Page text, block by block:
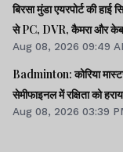
बिरसा मुंडा एयरपोर्ट की हाई
से PC, DVR, कैमरा और
Aug 08, 2026 09:49
Badminton: कोरिया
सेमीफाइनल में रक्षिता को
Aug 08, 2026 03:39